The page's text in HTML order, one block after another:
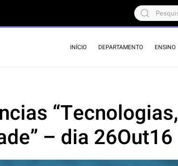
INÍCIO DEPARTAMENTO ENSINO
“Tecnologias,
– dia 26Out16